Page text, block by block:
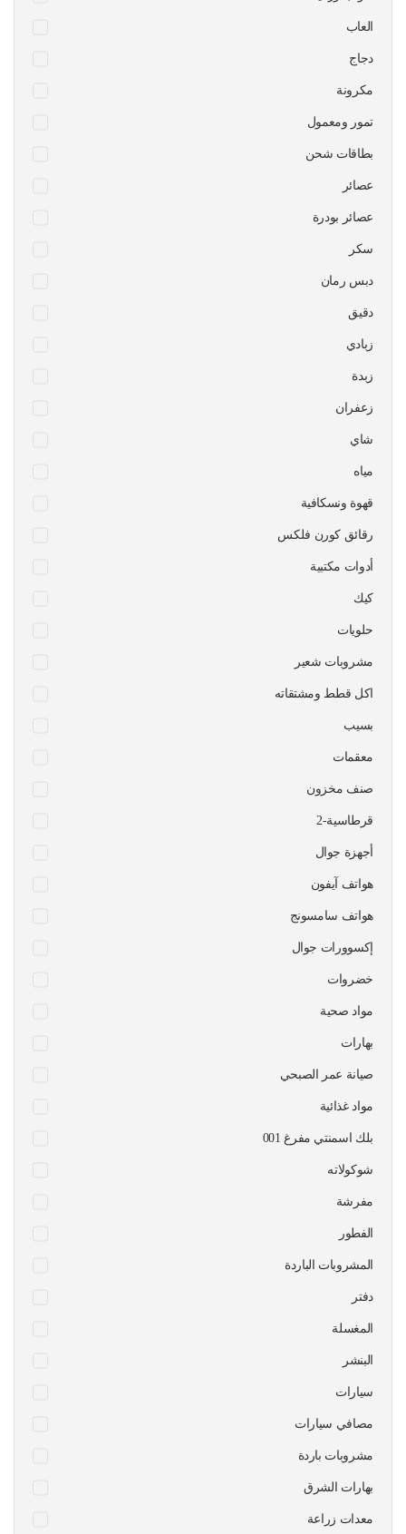
العاب
دجاج
مكرونة
تمور ومعمول
بطاقات شحن
عصائر
عصائر بودرة
سكر
دبس رمان
دقيق
زبادي
زبدة
زعفران
شاي
مياه
قهوة ونسكافية
رقائق كورن فلكس
أدوات مكتبية
كيك
حلويات
مشروبات شعير
اكل قطط ومشتقاته
بسيب
معقمات
صنف مخزون
قرطاسية-2
أجهزة جوال
هواتف آيفون
هواتف سامسونج
إكسوورات جوال
خضروات
مواد صحية
بهارات
صيانة عمر الصبحي
مواد غذائية
بلك اسمنتي مفرغ 001
شوكولاته
مفرشة
الفطور
المشروبات الباردة
دفتر
المغسلة
البنشر
سيارات
مصافي سيارات
مشروبات باردة
بهارات الشرق
معدات زراعة